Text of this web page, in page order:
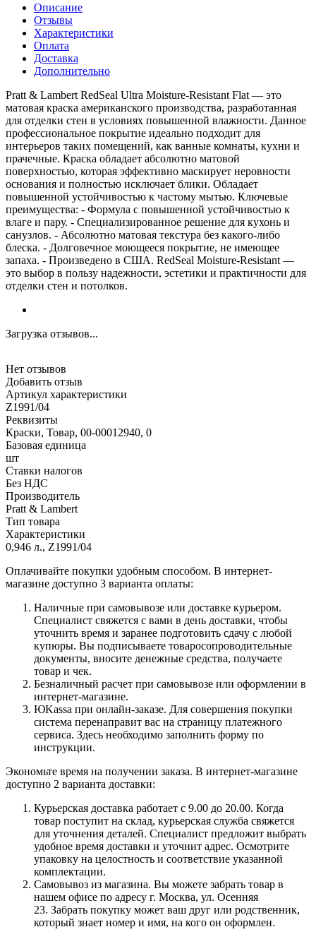
Описание
Отзывы
Характеристики
Оплата
Доставка
Дополнительно
Pratt & Lambert RedSeal Ultra Moisture-Resistant Flat — это
матовая краска американского производства, разработанная
для отделки стен в условиях повышенной влажности. Данное
профессиональное покрытие идеально подходит для
интерьеров таких помещений, как ванные комнаты, кухни и
прачечные. Краска обладает абсолютно матовой
поверхностью, которая эффективно маскирует неровности
основания и полностью исключает блики. Обладает
повышенной устойчивостью к частому мытью. Ключевые
преимущества: - Формула с повышенной устойчивостью к
влаге и пару. - Специализированное решение для кухонь и
санузлов. - Абсолютно матовая текстура без какого-либо
блеска. - Долговечное моющееся покрытие, не имеющее
запаха. - Произведено в США. RedSeal Moisture-Resistant —
это выбор в пользу надежности, эстетики и практичности для
отделки стен и потолков.
Загрузка отзывов...
Нет отзывов
Добавить отзыв
Артикул характеристики
Z1991/04
Реквизиты
Краски, Товар, 00-00012940, 0
Базовая единица
шт
Ставки налогов
Без НДС
Производитель
Pratt & Lambert
Тип товара
Характеристики
0,946 л., Z1991/04
Оплачивайте покупки удобным способом. В интернет-
магазине доступно 3 варианта оплаты:
Наличные при самовывозе или доставке курьером.
Специалист свяжется с вами в день доставки, чтобы
уточнить время и заранее подготовить сдачу с любой
купюры. Вы подписываете товаросопроводительные
документы, вносите денежные средства, получаете
товар и чек.
Безналичный расчет при самовывозе или оформлении в
интернет-магазине.
ЮKassa при онлайн-заказе. Для совершения покупки
система перенаправит вас на страницу платежного
сервиса. Здесь необходимо заполнить форму по
инструкции.
Экономьте время на получении заказа. В интернет-магазине
доступно 2 варианта доставки:
Курьерская доставка работает с 9.00 до 20.00. Когда
товар поступит на склад, курьерская служба свяжется
для уточнения деталей. Специалист предложит выбрать
удобное время доставки и уточнит адрес. Осмотрите
упаковку на целостность и соответствие указанной
комплектации.
Самовывоз из магазина. Вы можете забрать товар в
нашем офисе по адресу г. Москва, ул. Осенняя
23. Забрать покупку может ваш друг или родственник,
который знает номер и имя, на кого он оформлен.